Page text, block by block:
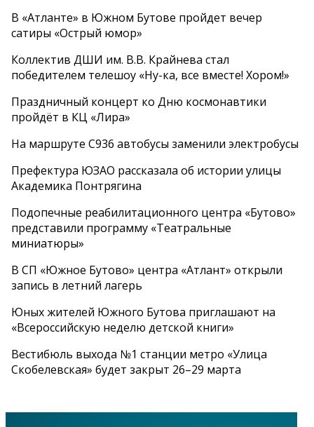
В «Атланте» в Южном Бутове пройдет вечер
сатиры «Острый юмор»
Коллектив ДШИ им. В.В. Крайнева стал
победителем телешоу «Ну-ка, все вместе! Хором!»
Праздничный концерт ко Дню космонавтики
пройдёт в КЦ «Лира»
На маршруте С936 автобусы заменили электробусы
Префектура ЮЗАО рассказала об истории улицы
Академика Понтрягина
Подопечные реабилитационного центра «Бутово»
представили программу «Театральные
миниатюры»
В СП «Южное Бутово» центра «Атлант» открыли
запись в летний лагерь
Юных жителей Южного Бутова приглашают на
«Всероссийскую неделю детской книги»
Вестибюль выхода №1 станции метро «Улица
Скобелевская» будет закрыт 26–29 марта